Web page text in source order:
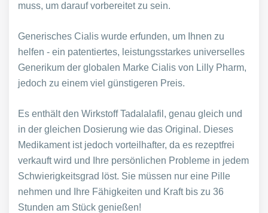
muss, um darauf vorbereitet zu sein.
Generisches Cialis wurde erfunden, um Ihnen zu
helfen - ein patentiertes, leistungsstarkes universelles
Generikum der globalen Marke Cialis von Lilly Pharm,
jedoch zu einem viel günstigeren Preis.
Es enthält den Wirkstoff Tadalalafil, genau gleich und
in der gleichen Dosierung wie das Original. Dieses
Medikament ist jedoch vorteilhafter, da es rezeptfrei
verkauft wird und Ihre persönlichen Probleme in jedem
Schwierigkeitsgrad löst. Sie müssen nur eine Pille
nehmen und Ihre Fähigkeiten und Kraft bis zu 36
Stunden am Stück genießen!